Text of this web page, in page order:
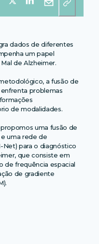
dados de diferentes
um papel
de Alzheimer.
a fusão de
problemas
de modalidades.
uma fusão de
uma rede de
Net) para o diagnóstico
que consiste em
de frequência espacial
de gradiente